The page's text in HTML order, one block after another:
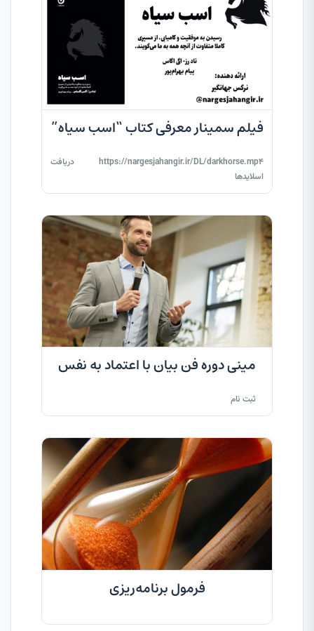
فیلم سمینار معرفی کتاب “اسب سیاه”
https://nargesjahangir.ir/DL/darkhorse.mp4 دریافت
اسلایدها
مینی دوره فن بیان با اعتماد به نفس
ثبت نام
فرمول برنامه‌ریزی